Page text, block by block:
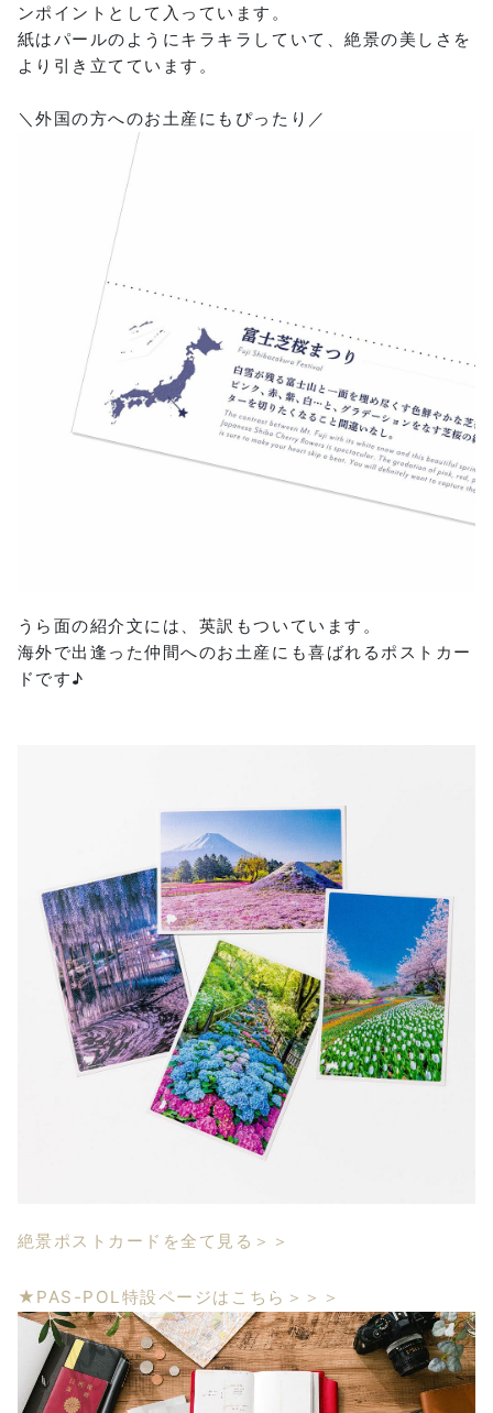
ンポイントとして入っています。
紙はパールのようにキラキラしていて、絶景の美しさを
より引き立てています。
＼外国の方へのお土産にもぴったり／
うら面の紹介文には、英訳もついています。
海外で出逢った仲間へのお土産にも喜ばれるポストカー
ドです♪
絶景ポストカードを全て見る＞＞
★PAS-POL特設ページはこちら＞＞＞